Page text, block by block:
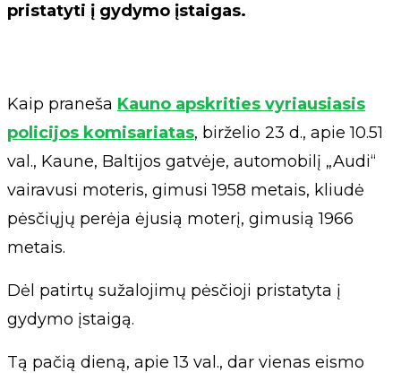
pristatyti į gydymo įstaigas.
Kaip praneša Kauno apskrities vyriausiasis
policijos komisariatas, birželio 23 d., apie 10.51
val., Kaune, Baltijos gatvėje, automobilį „Audi“
vairavusi moteris, gimusi 1958 metais, kliudė
pėsčiųjų perėja ėjusią moterį, gimusią 1966
metais.
Dėl patirtų sužalojimų pėsčioji pristatyta į
gydymo įstaigą.
Tą pačią dieną, apie 13 val., dar vienas eismo